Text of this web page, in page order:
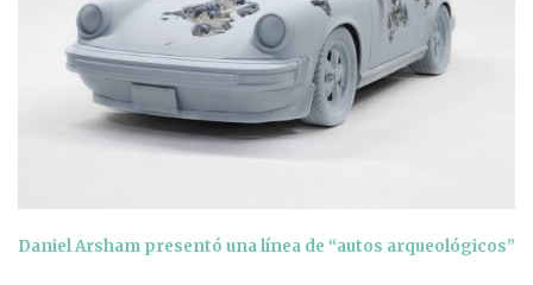
Daniel Arsham presentó una línea de “autos arqueológicos”